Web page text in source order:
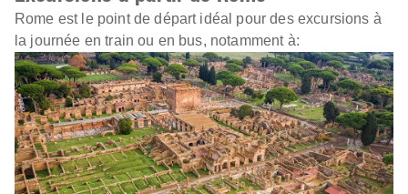
Rome est le point de départ idéal pour des excursions à
la journée en train ou en bus, notamment à: